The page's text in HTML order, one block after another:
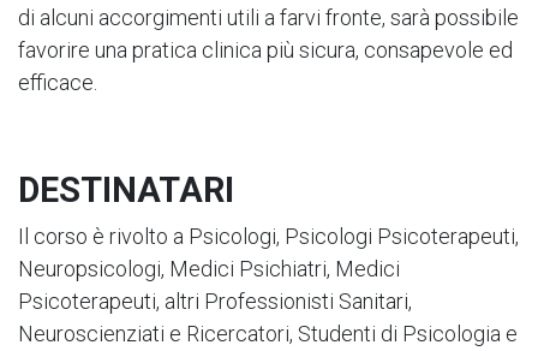
di alcuni accorgimenti utili a farvi fronte, sarà possibile
favorire una pratica clinica più sicura, consapevole ed
efficace.
DESTINATARI
Il corso è rivolto a Psicologi, Psicologi Psicoterapeuti,
Neuropsicologi, Medici Psichiatri, Medici
Psicoterapeuti, altri Professionisti Sanitari,
Neuroscienziati e Ricercatori, Studenti di Psicologia e